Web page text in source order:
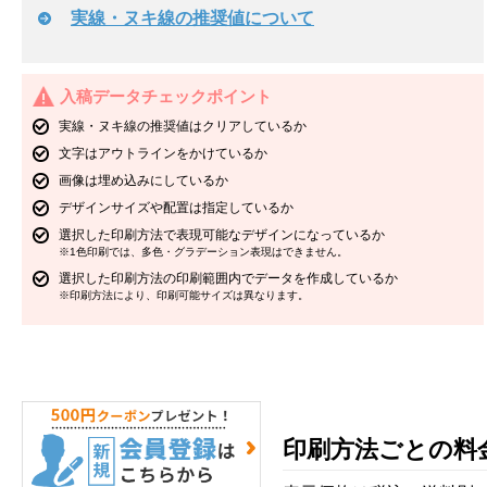
実線・ヌキ線の推奨値について
入稿データチェックポイント
実線・ヌキ線の推奨値はクリアしているか
文字はアウトラインをかけているか
画像は埋め込みにしているか
デザインサイズや配置は指定しているか
選択した印刷方法で表現可能なデザインになっているか
※1色印刷では、多色・グラデーション表現はできません。
選択した印刷方法の印刷範囲内でデータを作成しているか
※印刷方法により、印刷可能サイズは異なります。
印刷方法ごとの料